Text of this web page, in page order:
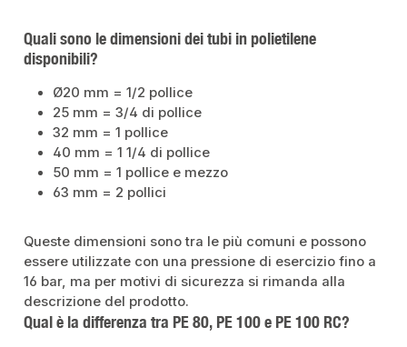
Quali sono le dimensioni dei tubi in polietilene
disponibili?
Ø20 mm = 1/2 pollice
25 mm = 3/4 di pollice
32 mm = 1 pollice
40 mm = 1 1/4 di pollice
50 mm = 1 pollice e mezzo
63 mm = 2 pollici
Queste dimensioni sono tra le più comuni e possono
essere utilizzate con una pressione di esercizio fino a
16 bar, ma per motivi di sicurezza si rimanda alla
descrizione del prodotto.
Qual è la differenza tra PE 80, PE 100 e PE 100 RC?